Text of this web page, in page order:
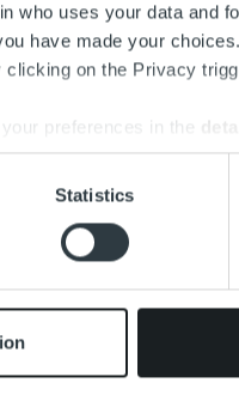
who uses your data and
have made your
on the Privacy
preferences in the
features and to
and analytics partners
from your use of their
Statistics
kätevästi Ropo
online.fi. Jos hoidat
ja perintään
alkuperäisen laskun
henkilön hoitamaan